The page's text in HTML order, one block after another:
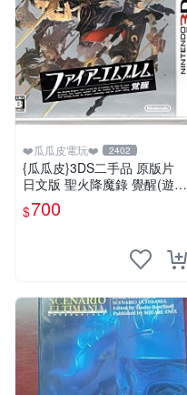
❤️瓜瓜皮電玩❤️ 2402
{瓜瓜皮}3DS二手品 原版片
日文版 聖火降魔錄 覺醒(遊戲
都能回收)
$700